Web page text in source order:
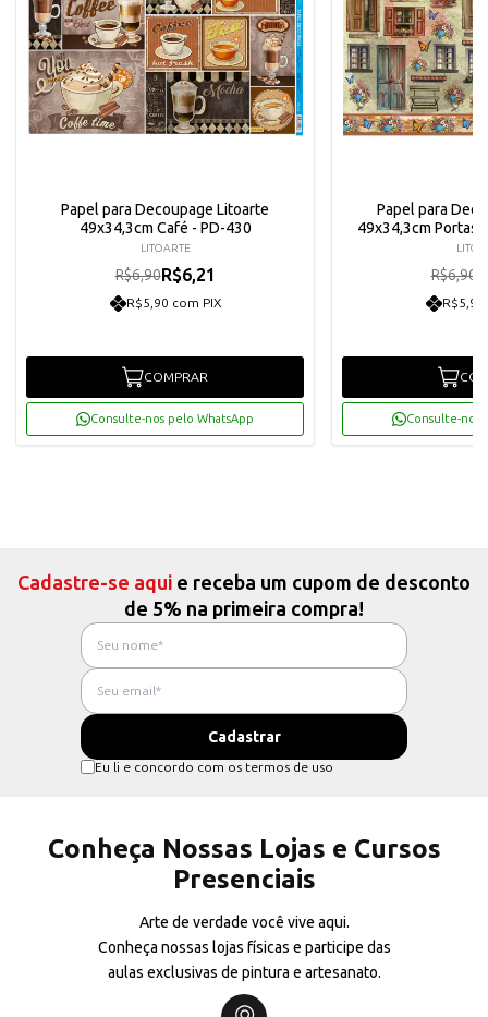
Papel para Decoupage Litoarte
49x34,3cm Café - PD-430
LITOARTE
R$6,90R$6,21
R$5,90 com PIX
COMPRAR
Consulte-nos pelo WhatsApp
Papel para
49x34,3cm Portas
R$6,90
R$5,90
Consulte-nos
Cadastre-se aqui e receba um cupom de desconto
de 5% na primeira compra!
Eu li e concordo com os termos de uso
Conheça Nossas Lojas e Cursos
Presenciais
Arte de verdade você vive aqui.
Conheça nossas lojas físicas e participe das
aulas exclusivas de pintura e artesanato.